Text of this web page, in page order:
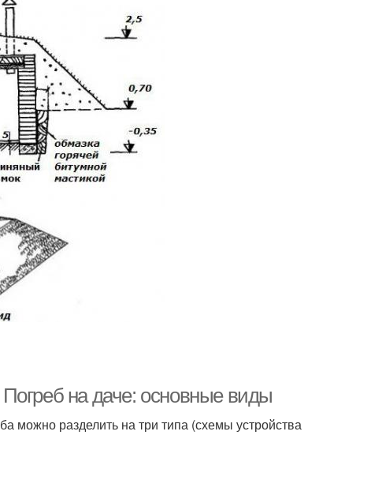
на даче: основные виды
можно разделить на три типа (схемы устройства